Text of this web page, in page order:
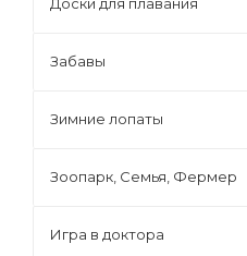
Забавы
Зимние лопаты
Зоопарк, Семья, Фермер
Игра в доктора